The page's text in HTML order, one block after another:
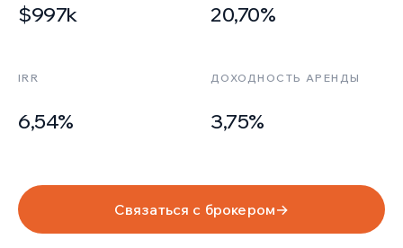
$997k 20,70%
IRR
6,54%
ДОХОДНОСТЬ АРЕНДЫ
3,75%
Связаться с брокером→